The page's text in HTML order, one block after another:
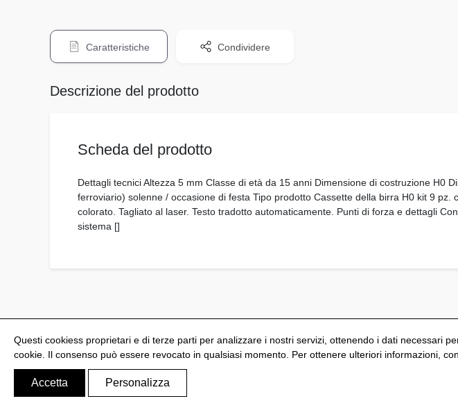
Caratteristiche Condividere
Descrizione del prodotto
Scheda del prodotto
Dettagli tecnici Altezza 5 mm Classe di età da 15 anni Dimensione di costruzione H0
ferroviario) solenne / occasione di festa Tipo prodotto Cassette della birra H0 kit 9
colorato. Tagliato al laser. Testo tradotto automaticamente. Punti di forza e dettagli
sistema []
@Shoptize 2026 Spagna
Questi cookiess proprietari e di terze parti per analizzare i nostri servizi, ottenendo i dati necessari
cookie. Il consenso può essere revocato in qualsiasi momento. Per ottenere ulteriori informazioni,
Accetta Personalizza